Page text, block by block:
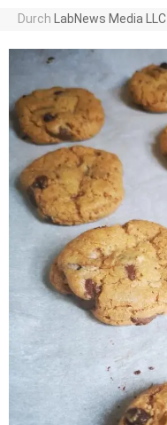
Durch LabNews Media LLC